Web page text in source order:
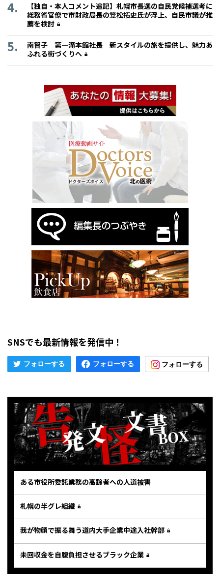
【独自・本人コメント追記】札幌市長選の自民党候補選考に
総務省官僚で市財政局長の笠松拓史氏が浮上、自民市議が推
薦を検討
南智子 第一滝本館社長 新スタイルの旅を提供し、魅力あ
ふれる街づくりへ
SNSでも最新情報を発信中！
ある市役所委託業務の高齢者への人道被害
札幌の半グレ組織
我が物顔で振る舞う道内大手企業中途入社幹部
未回収金を自腹負担させるブラック企業